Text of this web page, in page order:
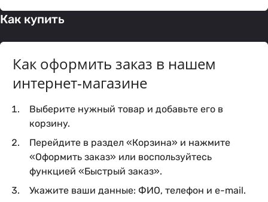
Как купить
Как оформить заказ в нашем
интернет-магазине
Выберите нужный товар и добавьте его в
корзину.
Перейдите в раздел «Корзина» и нажмите
«Оформить заказ» или воспользуйтесь
функцией «Быстрый заказ».
Укажите ваши данные: ФИО, телефон и e-mail.